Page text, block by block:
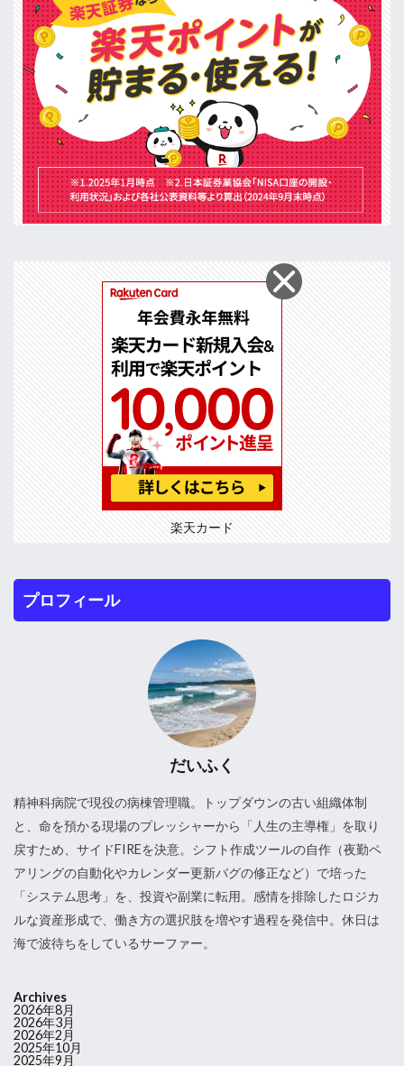
楽天カード
プロフィール
だいふく
精神科病院で現役の病棟管理職。トップダウンの古い組織体制
と、命を預かる現場のプレッシャーから「人生の主導権」を取り
戻すため、サイドFIREを決意。シフト作成ツールの自作（夜勤ペ
アリングの自動化やカレンダー更新バグの修正など）で培った
「システム思考」を、投資や副業に転用。感情を排除したロジカ
ルな資産形成で、働き方の選択肢を増やす過程を発信中。休日は
海で波待ちをしているサーファー。
Archives
2026年8月
2026年3月
2026年2月
2025年10月
2025年9月